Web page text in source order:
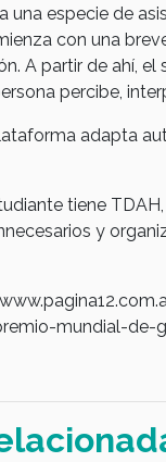
una especie de
con una
A partir de ahí,
percibe,
adapta
tiene
y
mundial-